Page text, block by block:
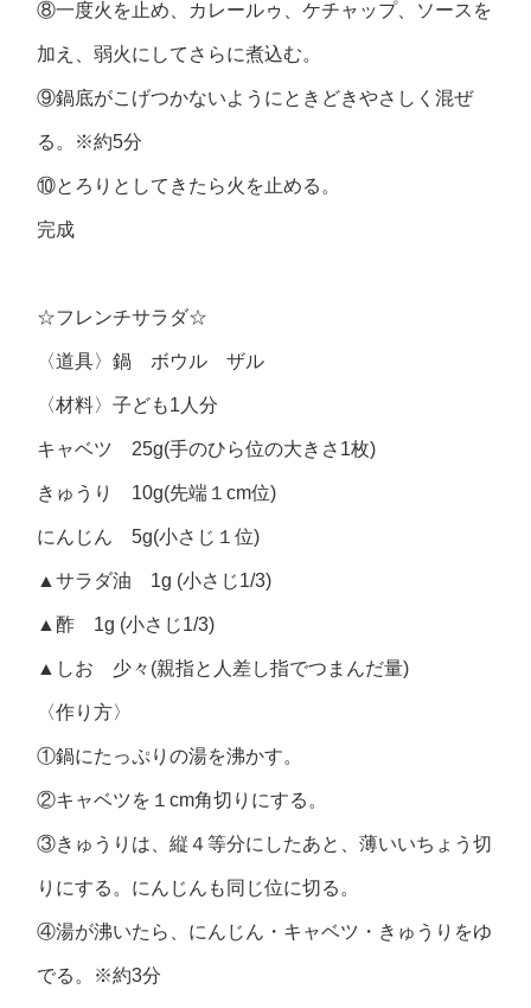
⑧一度火を止め、カレールゥ、ケチャップ、ソースを
加え、弱火にしてさらに煮込む。
⑨鍋底がこげつかないようにときどきやさしく混ぜ
る。※約5分
⑩とろりとしてきたら火を止める。
完成
☆フレンチサラダ☆
〈道具〉鍋 ボウル ザル
〈材料〉子ども1人分
キャベツ 25g(手のひら位の大きさ1枚)
きゅうり 10g(先端１cm位)
にんじん 5g(小さじ１位)
▲サラダ油 1g (小さじ1/3)
▲酢 1g (小さじ1/3)
▲しお 少々(親指と人差し指でつまんだ量)
〈作り方〉
①鍋にたっぷりの湯を沸かす。
②キャベツを１cm角切りにする。
③きゅうりは、縦４等分にしたあと、薄いいちょう切
りにする。にんじんも同じ位に切る。
④湯が沸いたら、にんじん・キャベツ・きゅうりをゆ
でる。※約3分